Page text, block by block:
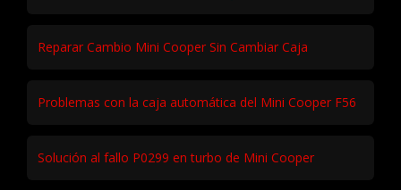
Reparar Cambio Mini Cooper Sin Cambiar Caja
Problemas con la caja automática del Mini Cooper F56
Solución al fallo P0299 en turbo de Mini Cooper